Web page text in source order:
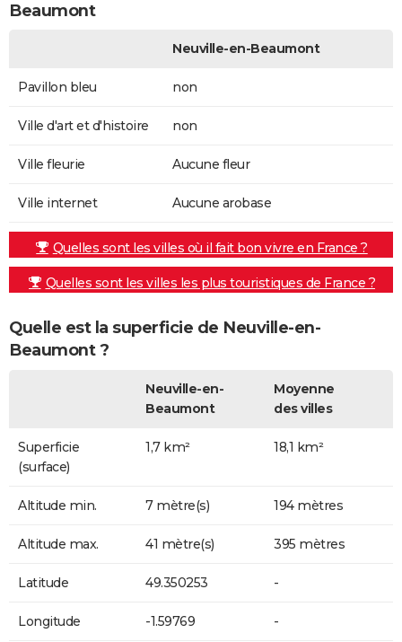
Beaumont
Neuville-en-Beaumont
Pavillon bleu non
Ville d'art et d'histoire non
Ville fleurie Aucune fleur
Ville internet Aucune arobase
Quelles sont les villes où il fait bon vivre en France ?
Quelles sont les villes les plus touristiques de France ?
Quelle est la superficie de Neuville-en-
Beaumont ?
Neuville-en-
Beaumont
Moyenne
des villes
Superficie
(surface)
1,7 km² 18,1 km²
Altitude min. 7 mètre(s) 194 mètres
Altitude max. 41 mètre(s) 395 mètres
Latitude 49.350253 -
Longitude -1.59769 -